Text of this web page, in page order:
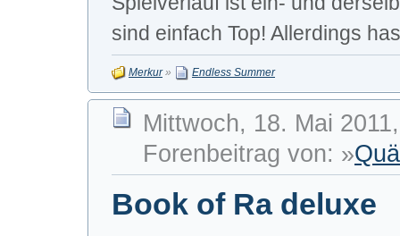
sind einfach Top! Allerdings
Merkur» Endless Summer
Mittwoch, 18. Mai
Forenbeitrag von: »
Book of Ra deluxe